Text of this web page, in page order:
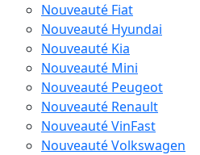
Nouveauté Fiat
Nouveauté Hyundai
Nouveauté Kia
Nouveauté Mini
Nouveauté Peugeot
Nouveauté Renault
Nouveauté VinFast
Nouveauté Volkswagen